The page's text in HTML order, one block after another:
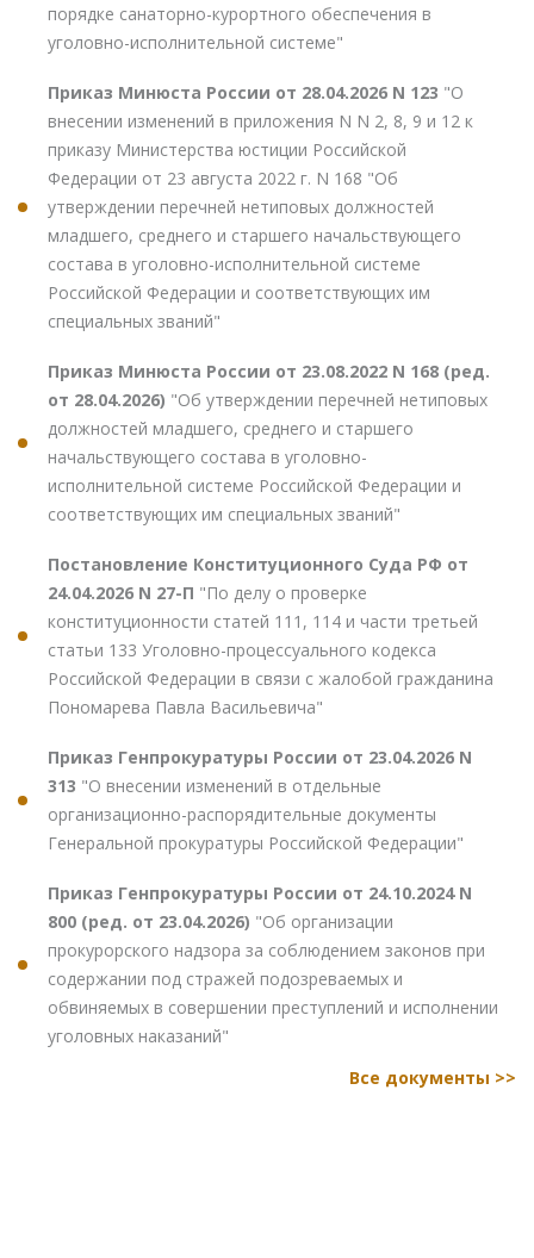
порядке санаторно-курортного обеспечения в
уголовно-исполнительной системе"
Приказ Минюста России от 28.04.2026 N 123 "О
внесении изменений в приложения N N 2, 8, 9 и 12 к
приказу Министерства юстиции Российской
Федерации от 23 августа 2022 г. N 168 "Об
утверждении перечней нетиповых должностей
младшего, среднего и старшего начальствующего
состава в уголовно-исполнительной системе
Российской Федерации и соответствующих им
специальных званий"
Приказ Минюста России от 23.08.2022 N 168 (ред.
от 28.04.2026) "Об утверждении перечней нетиповых
должностей младшего, среднего и старшего
начальствующего состава в уголовно-
исполнительной системе Российской Федерации и
соответствующих им специальных званий"
Постановление Конституционного Суда РФ от
24.04.2026 N 27-П "По делу о проверке
конституционности статей 111, 114 и части третьей
статьи 133 Уголовно-процессуального кодекса
Российской Федерации в связи с жалобой гражданина
Пономарева Павла Васильевича"
Приказ Генпрокуратуры России от 23.04.2026 N
313 "О внесении изменений в отдельные
организационно-распорядительные документы
Генеральной прокуратуры Российской Федерации"
Приказ Генпрокуратуры России от 24.10.2024 N
800 (ред. от 23.04.2026) "Об организации
прокурорского надзора за соблюдением законов при
содержании под стражей подозреваемых и
обвиняемых в совершении преступлений и исполнении
уголовных наказаний"
Все документы >>